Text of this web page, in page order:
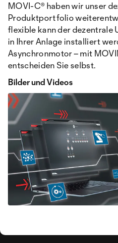
MOVI-C® haben wir unser
Produktportfolio
flexible kann der dezentrale
in Ihrer Anlage installiert
Asynchronmotor – mit
entscheiden Sie selbst.
Bilder und Videos